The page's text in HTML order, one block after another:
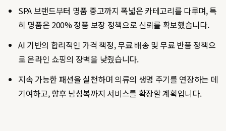
SPA 브랜드부터 명품 중고까지 폭넓은 카테고리를 다루며, 특
히 명품은 200% 정품 보장 정책으로 신뢰를 확보했습니다.
AI 기반의 합리적인 가격 책정, 무료 배송 및 무료 반품 정책으
로 온라인 쇼핑의 장벽을 낮췄습니다.
지속 가능한 패션을 실천하며 의류의 생명 주기를 연장하는 데
기여하고, 향후 남성복까지 서비스를 확장할 계획입니다.